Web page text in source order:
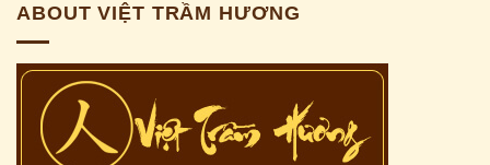
ABOUT VIỆT TRẦM HƯƠNG